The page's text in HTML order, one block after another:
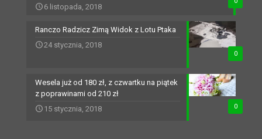
6 listopada, 2018
0
Ranczo Radzicz Zimą Widok z Lotu Ptaka
24 stycznia, 2018
0
Wesela już od 180 zł, z czwartku na piątek
z poprawinami od 210 zł
15 stycznia, 2018